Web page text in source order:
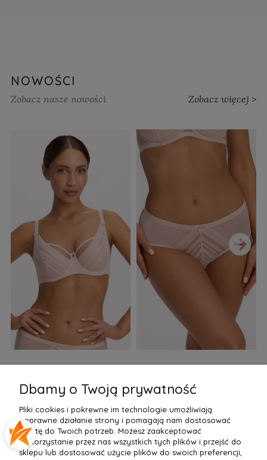
NOWOŚCI
Zobacz nasze nowości Zobacz więcej >
155,99 zł
Do Koszyka »
77,99 zł
Do Koszyka »
›
Dbamy o Twoją prywatność
Pliki cookies i pokrewne im technologie umożliwiają
poprawne działanie strony i pomagają nam dostosować
ofertę do Twoich potrzeb. Możesz zaakceptować
wykorzystanie przez nas wszystkich tych plików i przejść do
sklepu lub dostosować użycie plików do swoich preferencji,